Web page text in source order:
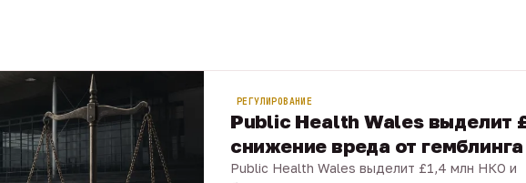
РЕГУЛИРОВАНИЕ
Public Health Wales выделит
снижение вреда от гемблинга
Public Health Wales выделит £1,4 млн НКО и